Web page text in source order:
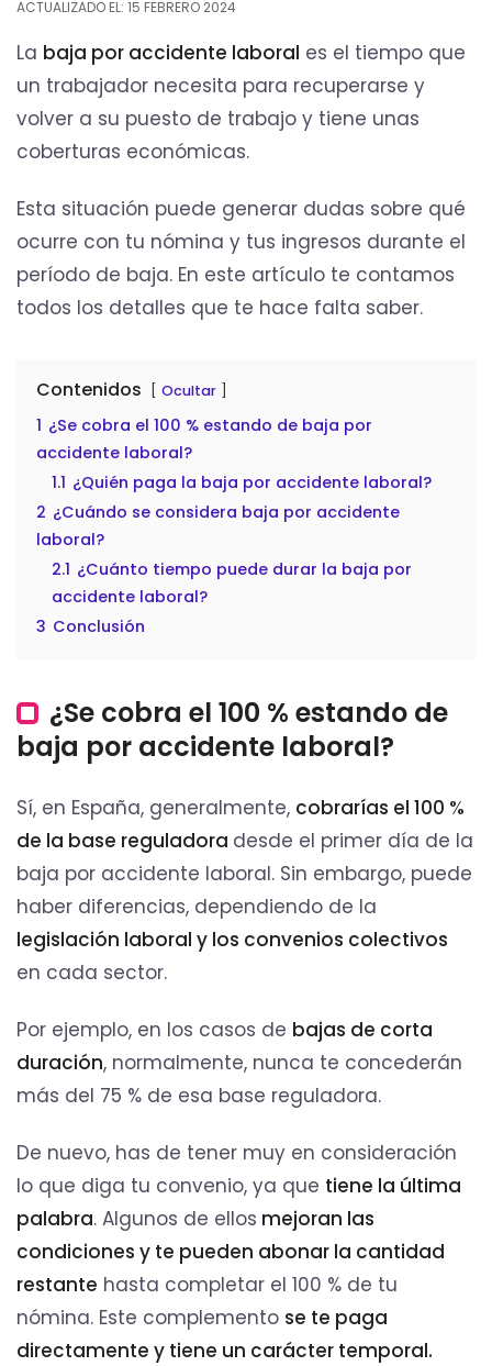
ACTUALIZADO EL: 15 FEBRERO 2024
La baja por accidente laboral es el tiempo que
un trabajador necesita para recuperarse y
volver a su puesto de trabajo y tiene unas
coberturas económicas.
Esta situación puede generar dudas sobre qué
ocurre con tu nómina y tus ingresos durante el
período de baja. En este artículo te contamos
todos los detalles que te hace falta saber.
Contenidos Ocultar
1 ¿Se cobra el 100 % estando de baja por
accidente laboral?
1.1 ¿Quién paga la baja por accidente laboral?
2 ¿Cuándo se considera baja por accidente
laboral?
2.1 ¿Cuánto tiempo puede durar la baja por
accidente laboral?
3 Conclusión
¿Se cobra el 100 % estando de
baja por accidente laboral?
Sí, en España, generalmente, cobrarías el 100 %
de la base reguladora desde el primer día de la
baja por accidente laboral. Sin embargo, puede
haber diferencias, dependiendo de la
legislación laboral y los convenios colectivos
en cada sector.
Por ejemplo, en los casos de bajas de corta
duración, normalmente, nunca te concederán
más del 75 % de esa base reguladora.
De nuevo, has de tener muy en consideración
lo que diga tu convenio, ya que tiene la última
palabra. Algunos de ellos mejoran las
condiciones y te pueden abonar la cantidad
restante hasta completar el 100 % de tu
nómina. Este complemento se te paga
directamente y tiene un carácter temporal.